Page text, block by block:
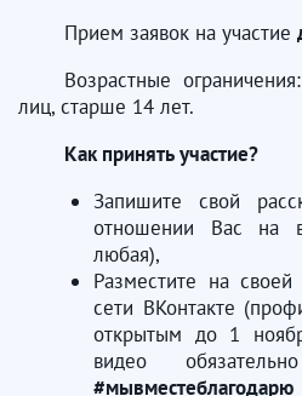
Прием заявок на участие
Возрастные
лиц, старше 14 лет.
Как принять участие?
Запишите свой
отношении Вас на
любая),
Разместите на
сети ВКонтакте
открытым до 1
видео